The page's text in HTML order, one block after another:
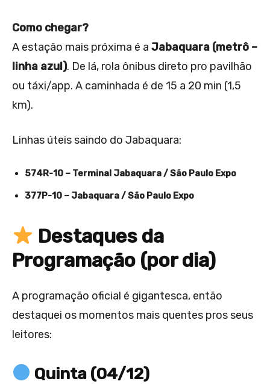
Como chegar?
A estação mais próxima é a Jabaquara (metrô –
linha azul). De lá, rola ônibus direto pro pavilhão
ou táxi/app. A caminhada é de 15 a 20 min (1,5
km).
Linhas úteis saindo do Jabaquara:
574R-10 – Terminal Jabaquara / São Paulo Expo
377P-10 – Jabaquara / São Paulo Expo
Destaques da
Programação (por dia)
A programação oficial é gigantesca, então
destaquei os momentos mais quentes pros seus
leitores:
Quinta (04/12)